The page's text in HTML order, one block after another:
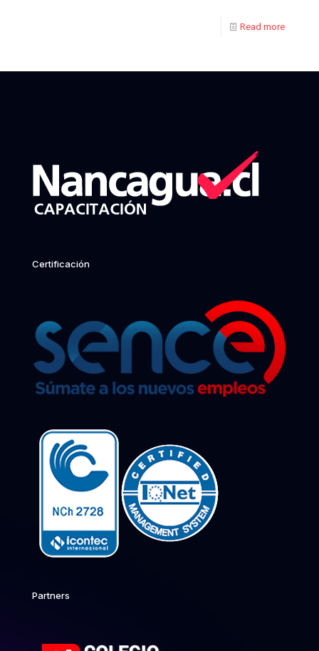
Read more
Certificación
Partners